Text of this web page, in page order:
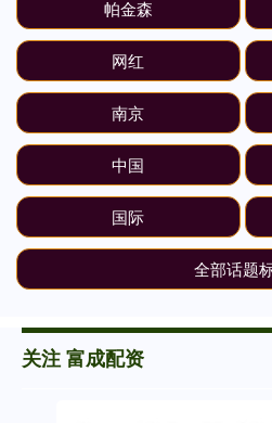
帕金森
网红
南京
中国
国际
全部话题
关注 富成配资